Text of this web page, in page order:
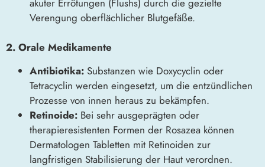
akuter Errötungen (Flushs) durch die gezielte
Verengung oberflächlicher Blutgefäße.
2. Orale Medikamente
Antibiotika: Substanzen wie Doxycyclin oder
Tetracyclin werden eingesetzt, um die entzündlichen
Prozesse von innen heraus zu bekämpfen.
Retinoide: Bei sehr ausgeprägten oder
therapieresistenten Formen der Rosazea können
Dermatologen Tabletten mit Retinoiden zur
langfristigen Stabilisierung der Haut verordnen.